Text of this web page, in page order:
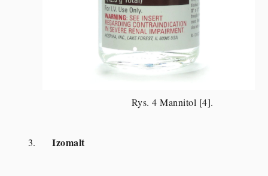
Rys. 4 Mannitol [4].
3. Izomalt